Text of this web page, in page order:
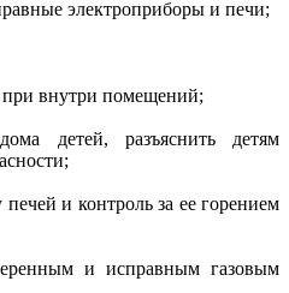
электроприборы и печи;
внутри помещений;
детей, разъяснить детям
и контроль за ее горением
и исправным газовым